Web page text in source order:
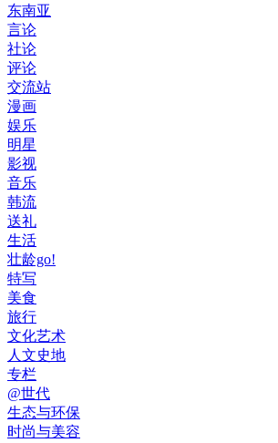
东南亚
言论
社论
评论
交流站
漫画
娱乐
明星
影视
音乐
韩流
送礼
生活
壮龄go!
特写
美食
旅行
文化艺术
人文史地
专栏
@世代
生态与环保
时尚与美容